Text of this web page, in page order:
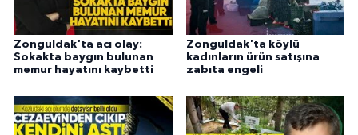
Zonguldak'ta acı olay:
Sokakta baygın bulunan
memur hayatını kaybetti
Zonguldak'ta köylü
kadınların ürün satışına
zabıta engeli